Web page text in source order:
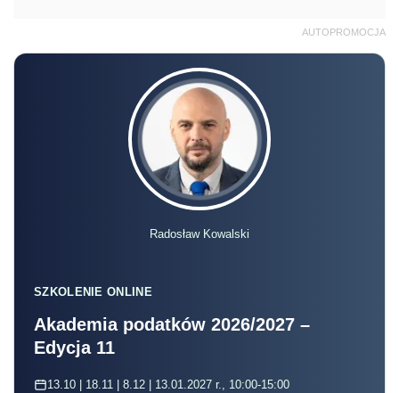
AUTOPROMOCJA
Radosław Kowalski
SZKOLENIE ONLINE
Akademia podatków 2026/2027 –
Edycja 11
13.10 | 18.11 | 8.12 | 13.01.2027 r., 10:00-15:00